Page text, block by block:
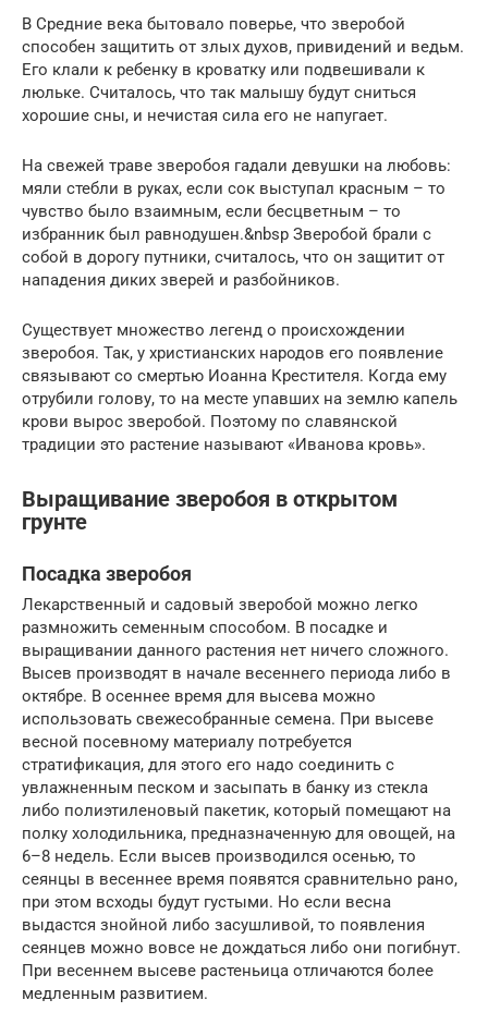
В Средние века бытовало поверье, что зверобой
способен защитить от злых духов, привидений и ведьм.
Его клали к ребенку в кроватку или подвешивали к
люльке. Считалось, что так малышу будут сниться
хорошие сны, и нечистая сила его не напугает.
На свежей траве зверобоя гадали девушки на любовь:
мяли стебли в руках, если сок выступал красным – то
чувство было взаимным, если бесцветным – то
избранник был равнодушен.&nbsp Зверобой брали с
собой в дорогу путники, считалось, что он защитит от
нападения диких зверей и разбойников.
Существует множество легенд о происхождении
зверобоя. Так, у христианских народов его появление
связывают со смертью Иоанна Крестителя. Когда ему
отрубили голову, то на месте упавших на землю капель
крови вырос зверобой. Поэтому по славянской
традиции это растение называют «Иванова кровь».
Выращивание зверобоя в открытом
грунте
Посадка зверобоя
Лекарственный и садовый зверобой можно легко
размножить семенным способом. В посадке и
выращивании данного растения нет ничего сложного.
Высев производят в начале весеннего периода либо в
октябре. В осеннее время для высева можно
использовать свежесобранные семена. При высеве
весной посевному материалу потребуется
стратификация, для этого его надо соединить с
увлажненным песком и засыпать в банку из стекла
либо полиэтиленовый пакетик, который помещают на
полку холодильника, предназначенную для овощей, на
6–8 недель. Если высев производился осенью, то
сеянцы в весеннее время появятся сравнительно рано,
при этом всходы будут густыми. Но если весна
выдастся знойной либо засушливой, то появления
сеянцев можно вовсе не дождаться либо они погибнут.
При весеннем высеве растеньица отличаются более
медленным развитием.